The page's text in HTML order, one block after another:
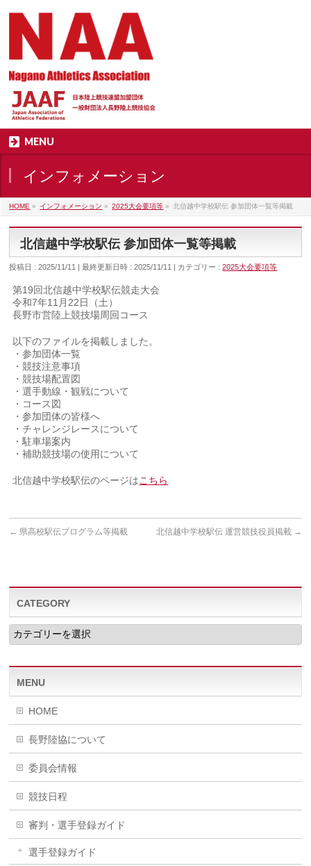
MENU
インフォメーション
HOME » インフォメーション » 2025大会要項等 » 北信越中学校駅伝 参加団体一覧等掲載
北信越中学校駅伝 参加団体一覧等掲載
投稿日 : 2025/11/11 最終更新日時 : 2025/11/11 カテゴリー :2025大会要項等
第19回北信越中学校駅伝競走大会
令和7年11月22日（土）
長野市営陸上競技場周回コース
以下のファイルを掲載しました。
・参加団体一覧
・競技注意事項
・競技場配置図
・選手動線・観戦について
・コース図
・参加団体の皆様へ
・チャレンジレースについて
・駐車場案内
・補助競技場の使用について
北信越中学校駅伝のページはこちら
← 県高校駅伝プログラム等掲載 北信越中学校駅伝 運営競技役員掲載 →
CATEGORY
CATEGORY
MENU
HOME
長野陸協について
委員会情報
競技日程
審判・選手登録ガイド
選手登録ガイド